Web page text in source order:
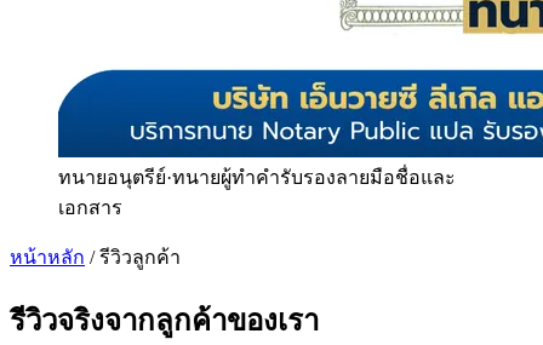
ทนายอนุตรีย์·ทนายผู้ทำคำรับรองลายมือชื่อและ
เอกสาร
หน้าหลัก / รีวิวลูกค้า
รีวิวจริงจากลูกค้าของเรา